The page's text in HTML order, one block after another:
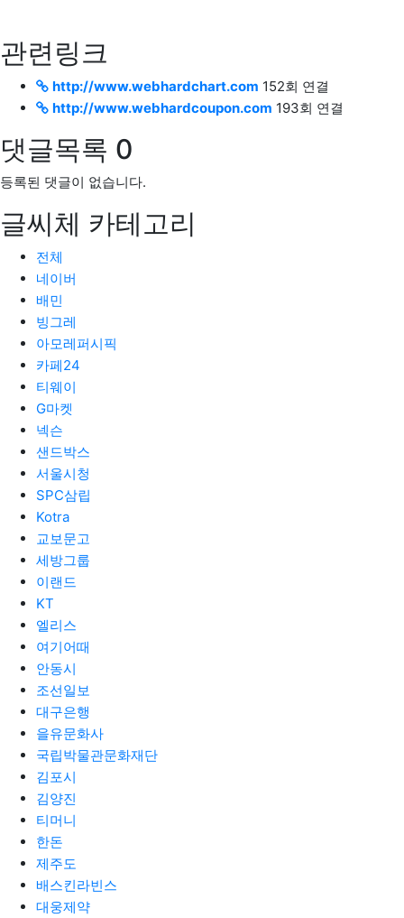
관련링크
http://www.webhardchart.com 152회 연결
http://www.webhardcoupon.com 193회 연결
댓글목록 0
등록된 댓글이 없습니다.
글씨체 카테고리
전체
네이버
배민
빙그레
아모레퍼시픽
카페24
티웨이
G마켓
넥슨
샌드박스
서울시청
SPC삼립
Kotra
교보문고
세방그룹
이랜드
KT
엘리스
여기어때
안동시
조선일보
대구은행
을유문화사
국립박물관문화재단
김포시
김양진
티머니
한돈
제주도
배스킨라빈스
대웅제약